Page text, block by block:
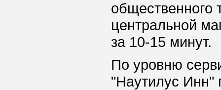
общественного
центральной
за 10-15 минут.
По уровню
"Наутилус Инн"